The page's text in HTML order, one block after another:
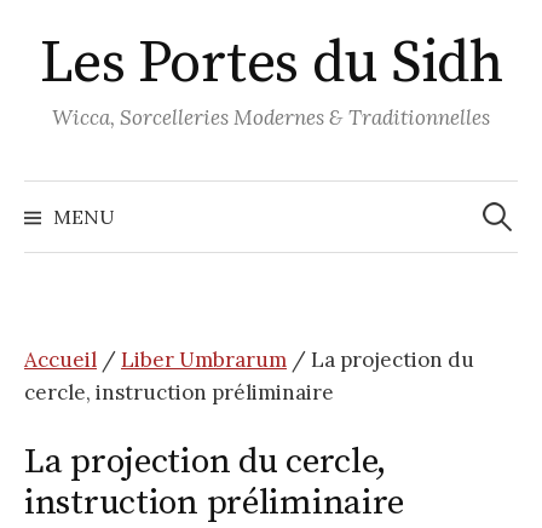
au
contenu
Les Portes du Sidh
Wicca, Sorcelleries Modernes & Traditionnelles
MENU
Accueil /Liber Umbrarum / La projection du
cercle, instruction préliminaire
La projection du cercle,
instruction préliminaire